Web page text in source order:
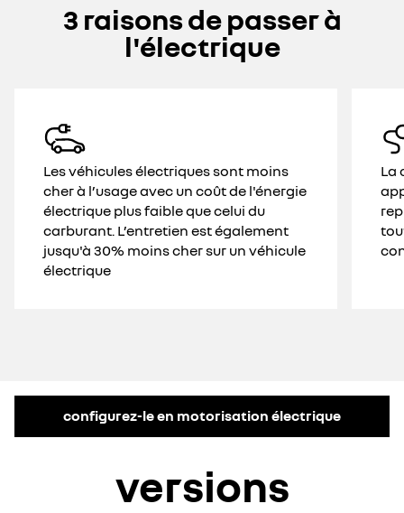
3 raisons de passer à
l'électrique
Les véhicules électriques sont moins
cher à l’usage avec un coût de l'énergie
électrique plus faible que celui du
carburant. L’entretien est également
jusqu'à 30% moins cher sur un véhicule
électrique
La
configurez-le en motorisation électrique
versions